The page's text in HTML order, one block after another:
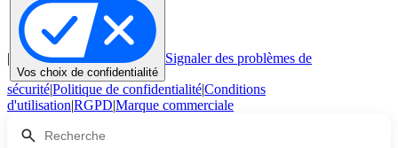
|
Vos choix de confidentialité
Signaler des problèmes de
sécurité|Politique de confidentialité|Conditions
d'utilisation|RGPD|Marque commerciale